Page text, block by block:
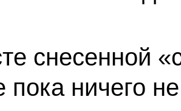
снесенной
пока ничего